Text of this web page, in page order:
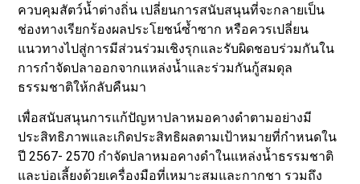
ควบคุมสัตว์น้ำต่างถิ่น เปลี่ยนการสนับสนุนที่จะกลายเป็น
ช่องทางเรียกร้องผลประโยชน์ซ้ำซาก หรือควรเปลี่ยน
แนวทางไปสู่การมีส่วนร่วมเชิงรุกและรับผิดชอบร่วมกันใน
การกำจัดปลาออกจากแหล่งน้ำและร่วมกันกู้สมดุล
ธรรมชาติให้กลับคืนมา
เพื่อสนับสนุนการแก้ปัญหาปลาหมอคางดำตามอย่างมี
ประสิทธิภาพและเกิดประสิทธิผลตามเป้าหมายที่กำหนดใน
ปี 2567- 2570 กำจัดปลาหมอคางดำในแหล่งน้ำธรรมชาติ
และบ่อเลี้ยงด้วยเครื่องมือที่เหมาะสมและกากชา รวมถึง